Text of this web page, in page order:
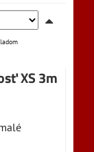
XS 3m